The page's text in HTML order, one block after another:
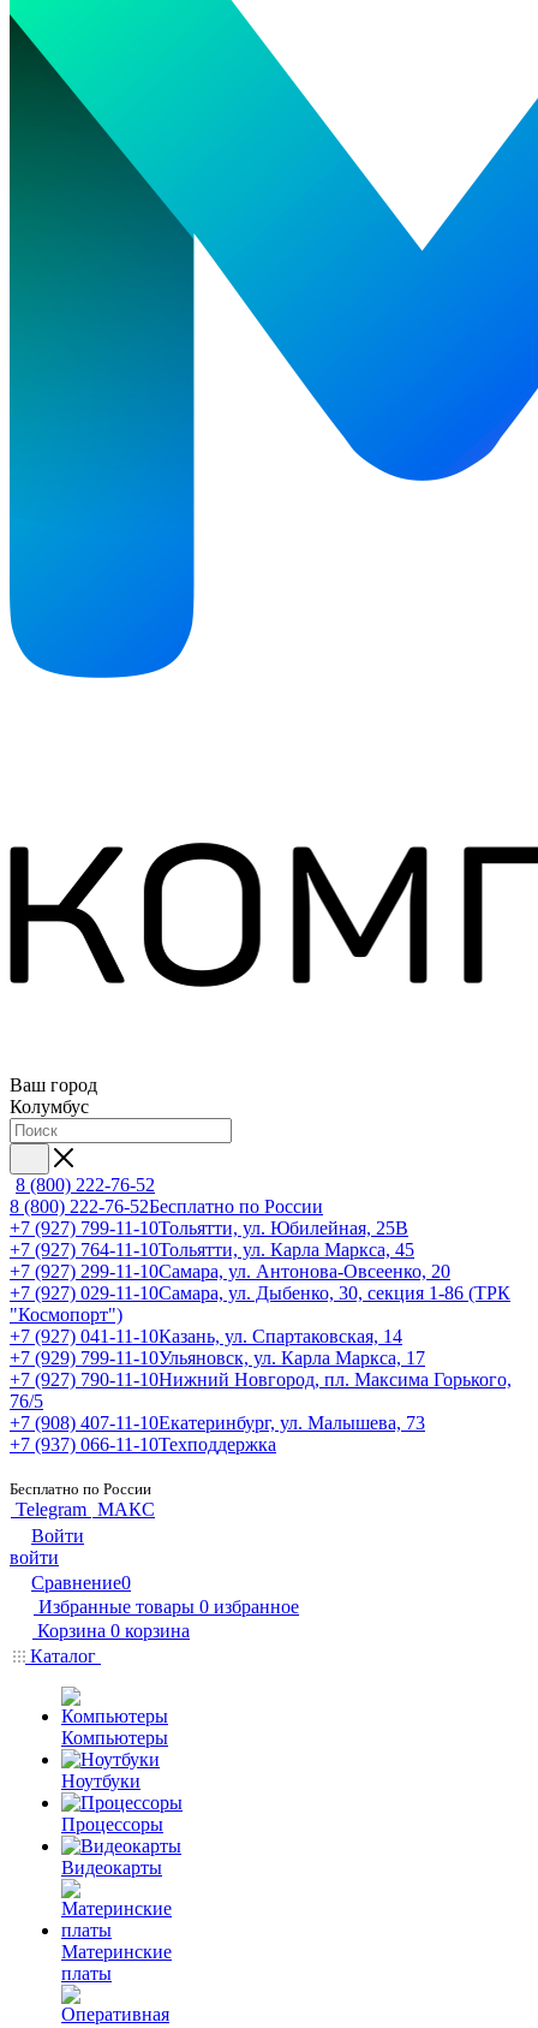
Ваш город
Колумбус
8 (800) 222-76-52
8 (800) 222-76-52Бесплатно по России
+7 (927) 799-11-10Тольятти, ул. Юбилейная, 25В
+7 (927) 764-11-10Тольятти, ул. Карла Маркса, 45
+7 (927) 299-11-10Самара, ул. Антонова-Овсеенко, 20
+7 (927) 029-11-10Самара, ул. Дыбенко, 30, секция 1-86 (ТРК
"Космопорт")
+7 (927) 041-11-10Казань, ул. Спартаковская, 14
+7 (929) 799-11-10Ульяновск, ул. Карла Маркса, 17
+7 (927) 790-11-10Нижний Новгород, пл. Максима Горького,
76/5
+7 (908) 407-11-10Екатеринбург, ул. Малышева, 73
+7 (937) 066-11-10Техподдержка
Бесплатно по России
Telegram МАКС
Войти
войти
Сравнение0
Избранные товары 0 избранное
Корзина 0 корзина
Каталог
Компьютеры
Ноутбуки
Процессоры
Видеокарты
Материнские
платы